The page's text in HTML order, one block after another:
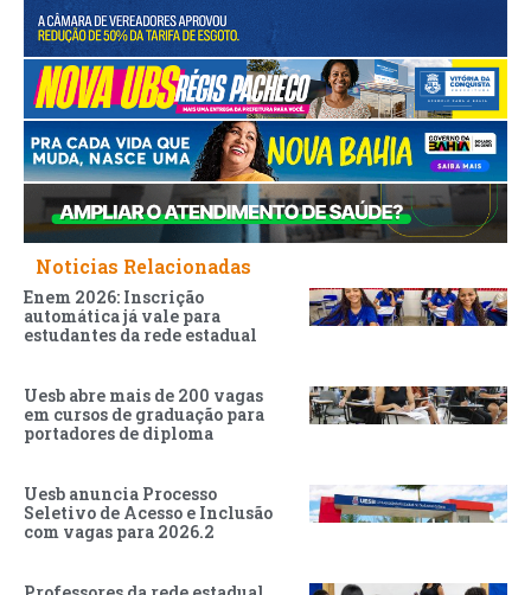
Noticias Relacionadas
Enem 2026: Inscrição
automática já vale para
estudantes da rede estadual
Uesb abre mais de 200 vagas
em cursos de graduação para
portadores de diploma
Uesb anuncia Processo
Seletivo de Acesso e Inclusão
com vagas para 2026.2